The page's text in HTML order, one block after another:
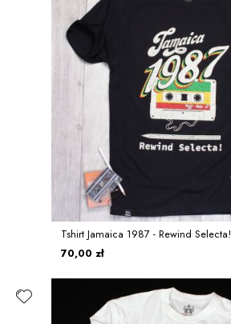
Tshirt Jamaica 1987 - Rewind Selecta!
70,00 zł